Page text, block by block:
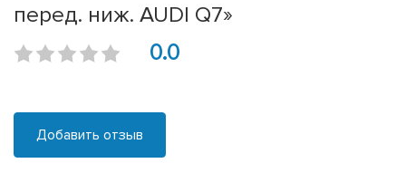
перед. ниж. AUDI Q7»
0.0
Добавить отзыв